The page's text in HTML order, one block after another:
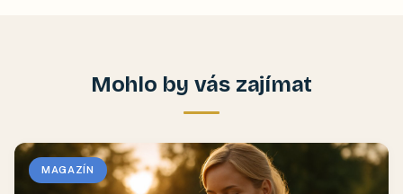
Mohlo by vás zajímat
MAGAZÍN